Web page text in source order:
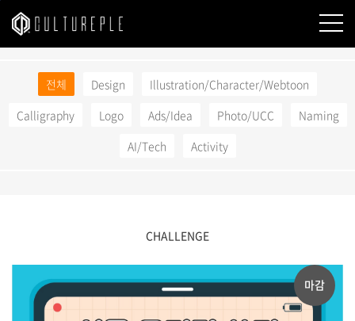
본문바로가기
전체 Design
Illustration/Character/Webtoon
Calligraphy
Logo Ads/Idea Photo/UCC
Naming
AI/Tech
Activity
CHALLENGE
마감